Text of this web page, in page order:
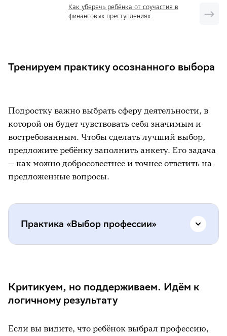
Как уберечь ребёнка от соучастия в
финансовых преступлениях
Тренируем практику осознанного выбора
Подростку важно выбрать сферу деятельности, в
которой он будет чувствовать себя значимым и
востребованным. Чтобы сделать лучший выбор,
предложите ребёнку заполнить анкету. Его задача
— как можно добросовестнее и точнее ответить на
предложенные вопросы.
Практика «Выбор профессии»
Естественно-научная (математика,
геология, сельское хозяйство);
Критикуем, но поддерживаем. Идём к
логичному результату
Если вы видите, что ребёнок выбрал профессию,